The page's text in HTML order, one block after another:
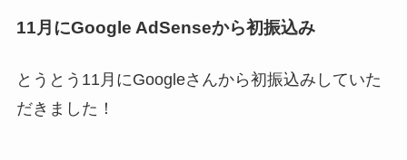
11月にGoogle AdSenseから初振込み
とうとう11月にGoogleさんから初振込みしていた
だきました！